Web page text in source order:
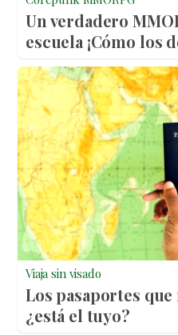
Un verdadero
escuela ¡Cómo los
Viaja sin visado
Los pasaportes
¿está el tuyo?